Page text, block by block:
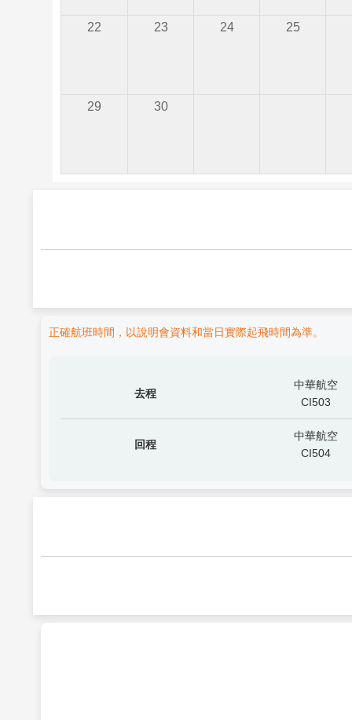
22 23 24 25
29 30
正確航班時間，以說明會資料和當日實際起飛時間為準。
去程
中華航空
CI503
回程
中華航空
CI504